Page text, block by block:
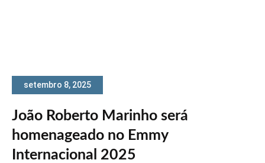
setembro 8, 2025
João Roberto Marinho será
homenageado no Emmy
Internacional 2025